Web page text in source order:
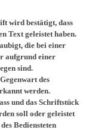
wird bestätigt, dass
Text geleistet haben.
die bei einer
aufgrund einer
sind.
des
werden.
und das Schriftstück
soll oder geleistet
Bediensteten